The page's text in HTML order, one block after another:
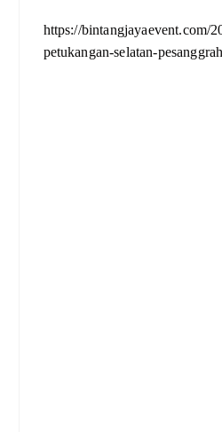
https://bintangjayaevent.com/
petukangan-selatan-